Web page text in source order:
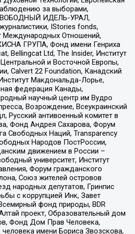
за выборами,
ИДЕЛЬ-УРАЛ,
IStories fonds,
Международных Отношений,
ГРУПА, Фонд имени Генриха
Bellingcat Ltd, The Insider, Институт
и Восточной Европы,
Calvert 22 Foundation, Канадский
Макдональда-Лорье,
федерация Канады,
научный центр им Вудро
Возрождение, Всеукраинский
Русский антивоенный комитет в
Фонд Андрея Сахарова, Форум
Свободных Наций, Transparеncy
Народов ПостРоссии,
движением в России –
университет, Институт
Форум гражданского
Союз жителей островов
народных депутатов, Гринпис
с коррупцией Инк, Завет
фонд природы, BDR
проект, Образовательный дом
Фонд Дом Прав Человека,
имени Бориса Звозскова,